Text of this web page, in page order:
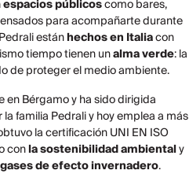
espacios públicoscomo bares,
para acompañarte durante
estánhechos en Italiacon
tiempo tienen unalma verde: la
de proteger el medio ambiente.
en Bérgamo y ha sido dirigida
familia Pedrali y hoy emplea a más
la certificación UNI EN ISO
conla sostenibilidad ambientaly
de efecto invernadero.